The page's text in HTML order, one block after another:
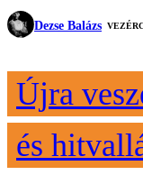
Dezse Balázs
Újra
és